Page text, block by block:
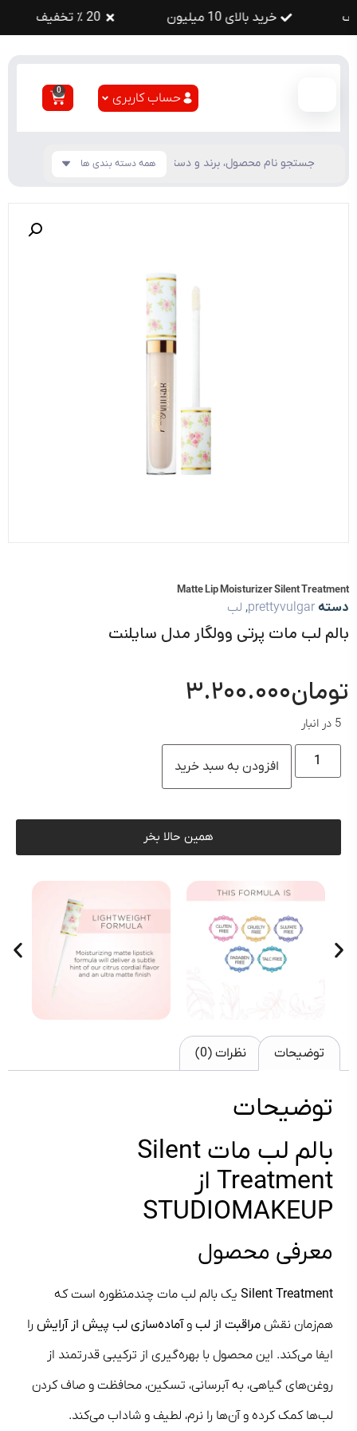
خرید بالای 10 میلیون 20 ٪ تخفیف
حساب کاربری 0
Matte Lip Moisturizer Silent Treatment
دسته prettyvulgar
, لب
بالم لب مات پرتی وولگار مدل سایلنت
تومان۳.۲۰۰.۰۰۰
5 در انبار
افزودن به سبد خرید
همین حالا بخر
توضیحات نظرات (0)
توضیحات
بالم لب مات Silent
Treatment از
STUDIOMAKEUP
معرفی محصول
Silent Treatment یک بالم لب مات چندمنظوره است که
هم‌زمان نقش مراقبت از لب وآماده‌سازی لب پیش از آرایش را
ایفا می‌کند. این محصول با بهره‌گیری از ترکیبی قدرتمند از
روغن‌های گیاهی، به آبرسانی، تسکین، محافظت و صاف کردن
لب‌ها کمک کرده و آن‌ها را نرم، لطیف و شاداب می‌کند.